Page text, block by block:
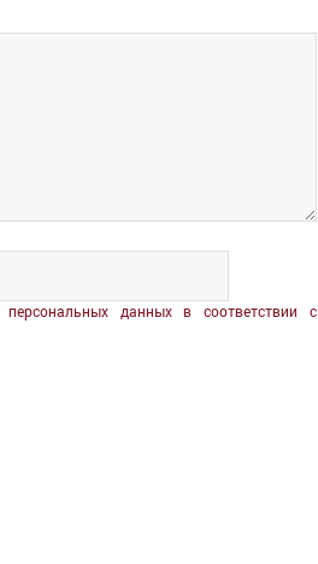
данных в соответствии с